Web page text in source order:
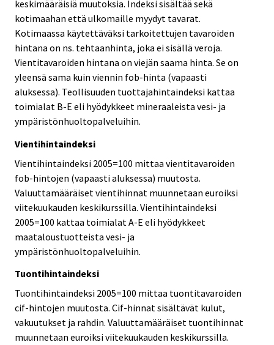
keskimääräisiä muutoksia. Indeksi sisältää sekä
kotimaahan että ulkomaille myydyt tavarat.
Kotimaassa käytettäväksi tarkoitettujen tavaroiden
hintana on ns. tehtaanhinta, joka ei sisällä veroja.
Vientitavaroiden hintana on viejän saama hinta. Se on
yleensä sama kuin viennin fob-hinta (vapaasti
aluksessa). Teollisuuden tuottajahintaindeksi kattaa
toimialat B-E eli hyödykkeet mineraaleista vesi- ja
ympäristönhuoltopalveluihin.
Vientihintaindeksi
Vientihintaindeksi 2005=100 mittaa vientitavaroiden
fob-hintojen (vapaasti aluksessa) muutosta.
Valuuttamääräiset vientihinnat muunnetaan euroiksi
viitekuukauden keskikurssilla. Vientihintaindeksi
2005=100 kattaa toimialat A-E eli hyödykkeet
maataloustuotteista vesi- ja
ympäristönhuoltopalveluihin.
Tuontihintaindeksi
Tuontihintaindeksi 2005=100 mittaa tuontitavaroiden
cif-hintojen muutosta. Cif-hinnat sisältävät kulut,
vakuutukset ja rahdin. Valuuttamääräiset tuontihinnat
muunnetaan euroiksi viitekuukauden keskikurssilla.